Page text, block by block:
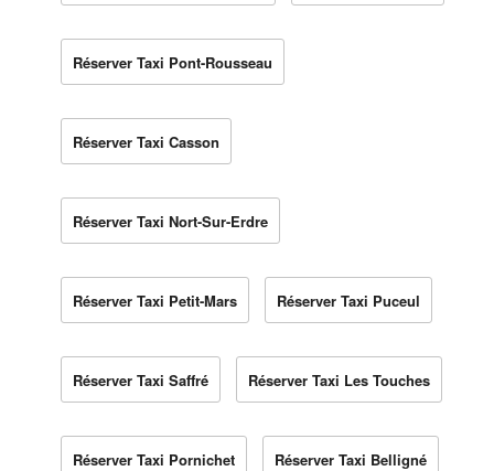
Réserver Taxi Pont-Rousseau
Réserver Taxi Casson
Réserver Taxi Nort-Sur-Erdre
Réserver Taxi Petit-Mars Réserver Taxi Puceul
Réserver Taxi Saffré Réserver Taxi Les Touches
Réserver Taxi Pornichet Réserver Taxi Belligné